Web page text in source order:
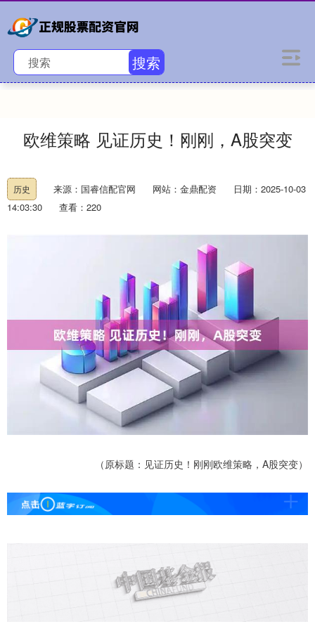
搜索
欧维策略 见证历史！刚刚，A股突变
历史 来源：国睿信配官网 网站：金鼎配资
日期：2025-10-03
14:03:30
查看：220
（原标题：见证历史！刚刚欧维策略，A股突变）